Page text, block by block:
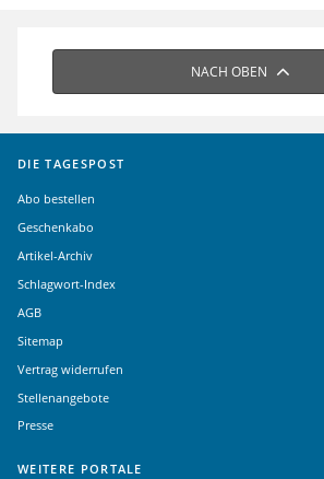
NACH OBEN
DIE TAGESPOST
Abo bestellen
Geschenkabo
Artikel-Archiv
Schlagwort-Index
AGB
Sitemap
Vertrag widerrufen
Stellenangebote
Presse
WEITERE PORTALE